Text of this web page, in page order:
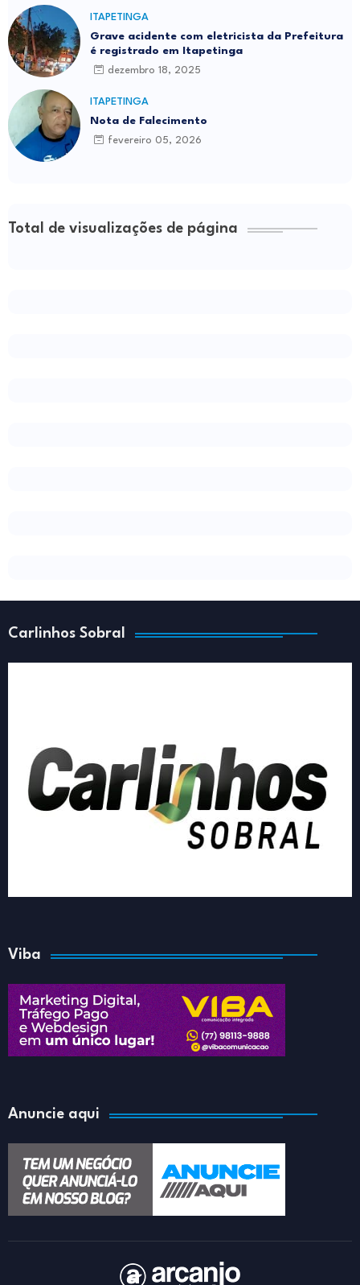
ITAPETINGA
Grave acidente com eletricista da Prefeitura
é registrado em Itapetinga
dezembro 18, 2025
ITAPETINGA
Nota de Falecimento
fevereiro 05, 2026
Total de visualizações de página
Carlinhos Sobral
Viba
Anuncie aqui